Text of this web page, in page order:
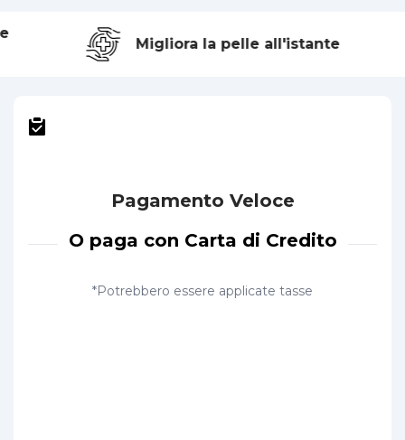
Migliora la pelle all'istante
Pagamento Veloce
O paga con Carta di Credito
*Potrebbero essere applicate tasse